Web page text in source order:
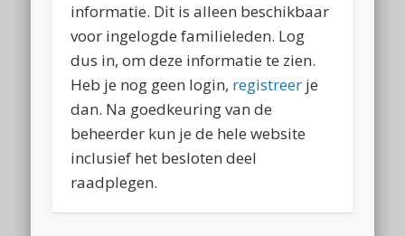
informatie. Dit is alleen beschikbaar
voor ingelogde familieleden. Log
dus in, om deze informatie te zien.
Heb je nog geen login, registreer je
dan. Na goedkeuring van de
beheerder kun je de hele website
inclusief het besloten deel
raadplegen.